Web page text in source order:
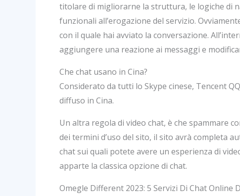
titolare di migliorarne la struttura, le logiche di
funzionali all’erogazione del servizio.
con il quale hai avviato la conversazione.
aggiungere una reazione ai messaggi e
Che chat usano in Cina?
Considerato da tutti lo Skype cinese, Tencent
diffuso in Cina.
Un altra regola di video chat, è che spammare
dei termini d’uso del sito, il sito avrà completa
chat sui quali potete avere un esperienza di
apparte la classica opzione di chat.
Omegle Different 2023: 5 Servizi Di Chat Online